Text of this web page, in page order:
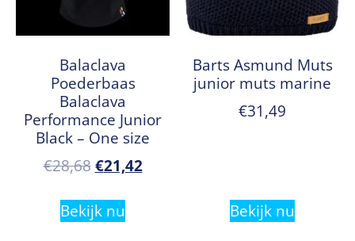
Balaclava
Poederbaas
Balaclava
Performance Junior
Black – One size
€28,68 €21,42
Bekijk nu
Barts Asmund Muts
junior muts marine
€31,49
Bekijk nu